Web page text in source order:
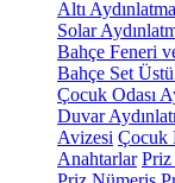
Altı Aydınlatma
Solar
Bahçe Feneri
Bahçe Set
Çocuk Odası
Duvar
Avizesi Çocuk
Anahtarlar Priz